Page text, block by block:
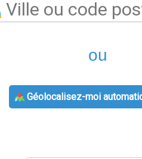
ou
Géolocalisez-moi